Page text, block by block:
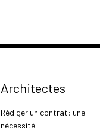
Architectes
Rédiger un contrat: une
nécessité